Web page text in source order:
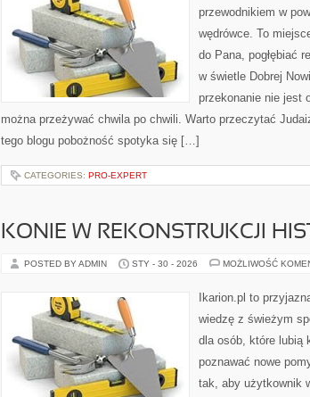
przewodnikiem w
wędrówce. To
do Pana, pogłębiać
w świetle Dobrej
przekonanie nie jest
można przeżywać chwila po chwili. Warto przeczytać
tego blogu pobożność spotyka się […]
CATEGORIES: PRO-EXPERT
KONIE W REKONSTRUKCJI
POSTED BY ADMIN STY - 30 - 2026 MOŻLIWOŚĆ
Ikarion.pl to
wiedzę z świeżym
dla osób, które lubią
poznawać nowe
tak, aby użytkownik